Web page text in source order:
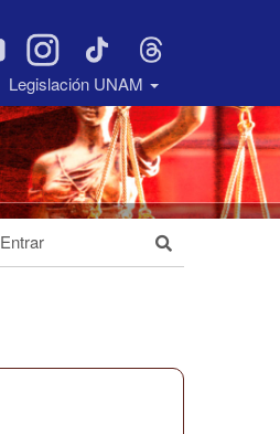
Legislación UNAM
Entrar